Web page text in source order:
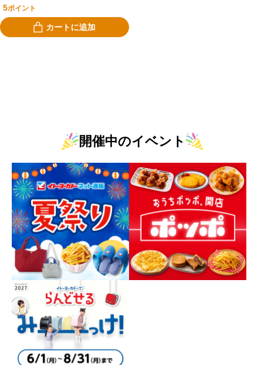
5ポイント
カートに追加
開催中のイベント